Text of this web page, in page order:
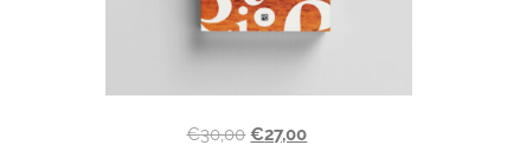
€30,00 €27,00